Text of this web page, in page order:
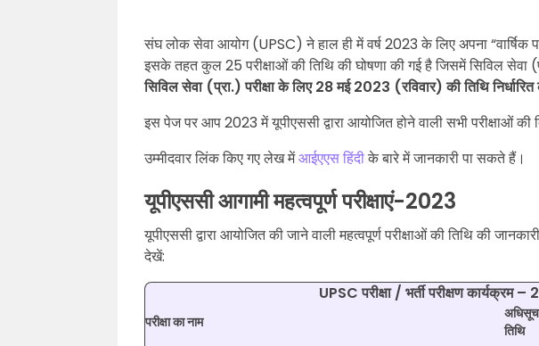
संघ लोक सेवा आयोग (UPSC) ने हाल ही में वर्ष 2023 के लिए अपना “वार्षिक
इसके तहत कुल 25 परीक्षाओं की तिथि की घोषणा की गई है जिसमें सिविल सेवा
सिविल सेवा (प्रा.) परीक्षा के लिए 28 मई 2023 (रविवार) की तिथि
इस पेज पर आप 2023 में यूपीएससी द्वारा आयोजित होने वाली सभी परीक्षाओं
उम्मीदवार लिंक किए गए लेख मेंआईएएस हिंदीके बारे में जानकारी पा सकते हैं।
यूपीएससी आगामी महत्वपूर्ण परीक्षाएं-2023
यूपीएससी द्वारा आयोजित की जाने वाली महत्वपूर्ण परीक्षाओं की तिथि की
देखें:
UPSC परीक्षा / भर्ती परीक्षण कार्यक्रम
परीक्षा का नाम
तिथि